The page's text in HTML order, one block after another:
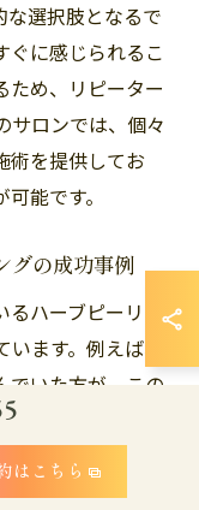
な選択肢となるで
ぐに感じられるこ
ため、リピーター
サロンでは、個々
術を提供してお
能です。
グの成功事例
るハーブピーリン
ます。例えば、
でいた方が、この
り、明るく透明
あります。ま
施術であるた
はこちら